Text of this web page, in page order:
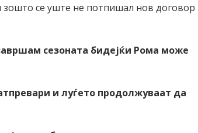
се уште не потпишал нов договор
сезоната бидејќи Рома може
и луѓето продолжуваат да